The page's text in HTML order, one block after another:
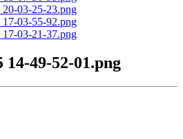
14-49-52-01.png